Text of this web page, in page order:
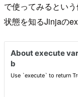
で使ってみるとい
状態を知るJinjaの